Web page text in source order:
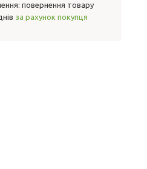
повернення товару
за рахунок покупця